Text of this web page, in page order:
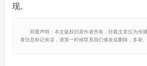
现。
郑重声明：本文版权归原作者所有，转载文章仅为传
者信息标记有误，请第一时候联系我们修改或删除，多谢。